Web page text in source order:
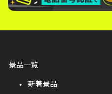
景品一覧
新着景品